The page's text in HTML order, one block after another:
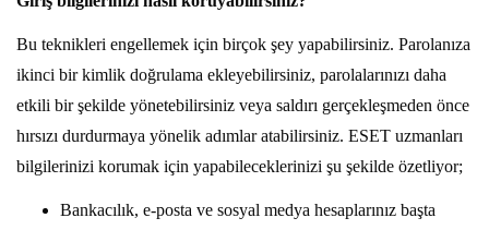
Bu teknikleri engellemek için birçok şey yapabilirsiniz. Parolanıza
ikinci bir kimlik doğrulama ekleyebilirsiniz, parolalarınızı daha
etkili bir şekilde yönetebilirsiniz veya saldırı gerçekleşmeden önce
hırsızı durdurmaya yönelik adımlar atabilirsiniz. ESET uzmanları
bilgilerinizi korumak için yapabileceklerinizi şu şekilde özetliyor;
Bankacılık, e-posta ve sosyal medya hesaplarınız başta